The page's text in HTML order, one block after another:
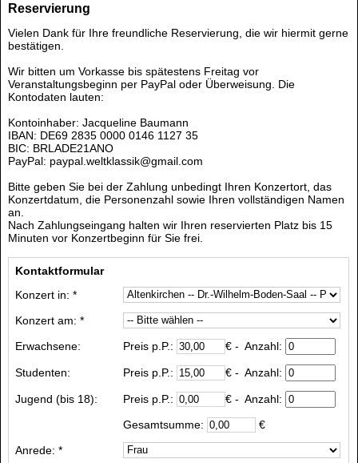
Reservierung
Vielen Dank für Ihre freundliche Reservierung, die wir hiermit gerne
bestätigen.
Wir bitten um Vorkasse bis spätestens Freitag vor
Veranstaltungsbeginn per PayPal oder Überweisung. Die
Kontodaten lauten:
Kontoinhaber: Jacqueline Baumann
IBAN: DE69 2835 0000 0146 1127 35
BIC: BRLADE21ANO
PayPal: paypal.weltklassik@gmail.com
Bitte geben Sie bei der Zahlung unbedingt Ihren Konzertort, das
Konzertdatum, die Personenzahl sowie Ihren vollständigen Namen
an.
Nach Zahlungseingang halten wir Ihren reservierten Platz bis 15
Minuten vor Konzertbeginn für Sie frei.
Kontaktformular
Konzert in: *
Konzert am: *
Erwachsene:
Preis p.P.: € - Anzahl:
Studenten: Preis p.P.: € - Anzahl:
Jugend (bis 18): Preis p.P.: € - Anzahl:
Gesamtsumme:
€
Anrede: *